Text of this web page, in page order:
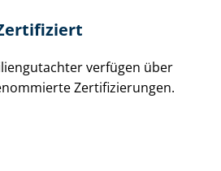
verfügen über
Zer­ti­fi­zie­run­gen.